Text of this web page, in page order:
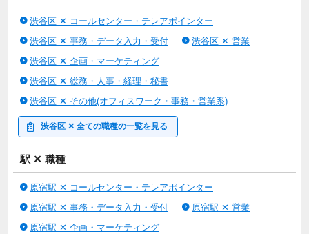
渋谷区 ✕ コールセンター・テレアポインター
渋谷区 ✕ 事務・データ入力・受付
渋谷区 ✕ 営業
渋谷区 ✕ 企画・マーケティング
渋谷区 ✕ 総務・人事・経理・秘書
渋谷区 ✕ その他(オフィスワーク・事務・営業系)
渋谷区 ✕ 全ての職種の一覧を見る
駅 ✕ 職種
原宿駅 ✕ コールセンター・テレアポインター
原宿駅 ✕ 事務・データ入力・受付
原宿駅 ✕ 営業
原宿駅 ✕ 企画・マーケティング